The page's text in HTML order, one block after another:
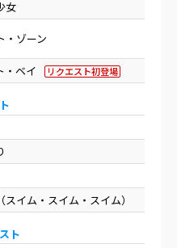
女
・ゾーン
・ベイ リクエスト初登場
スイム・スイム・スイム）
ト